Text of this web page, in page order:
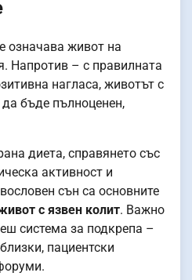
означава живот на
Напротив – с правилната
нагласа, животът с
бъде пълноценен,
диета, справянето със
активност и
сън са основните
с язвен колит. Важно
система за подкрепа –
пациентски